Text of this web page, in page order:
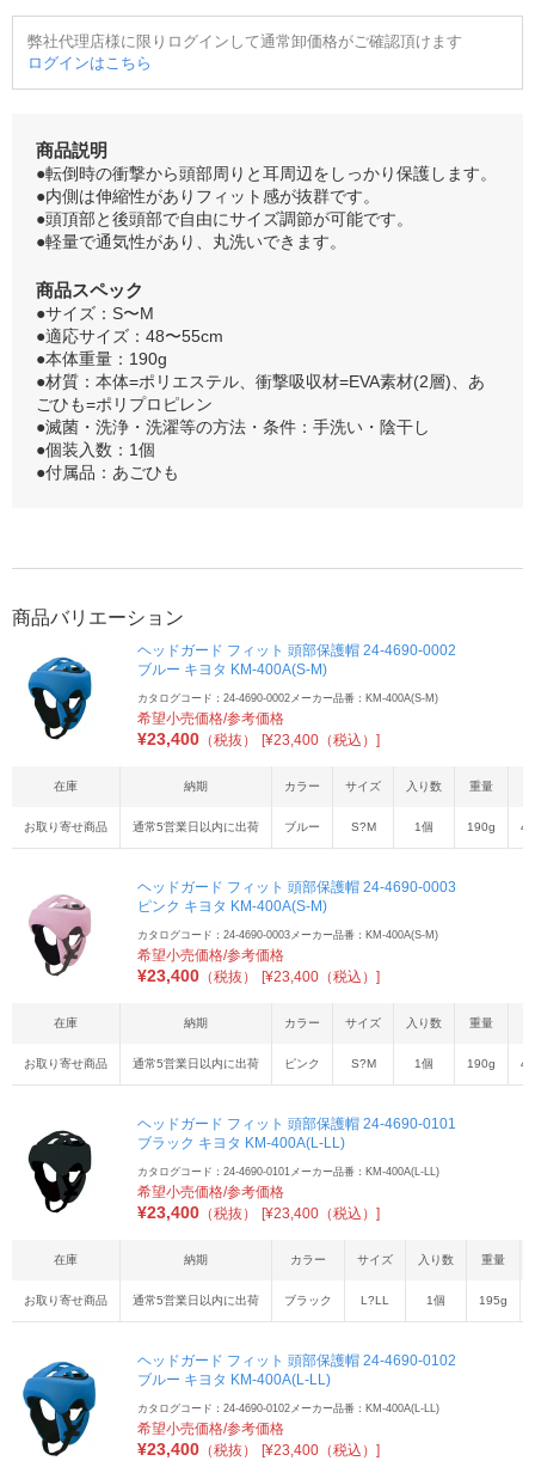
弊社代理店様に限りログインして通常卸価格がご確認頂けます
ログインはこちら
商品説明
●転倒時の衝撃から頭部周りと耳周辺をしっかり保護します。
●内側は伸縮性がありフィット感が抜群です。
●頭頂部と後頭部で自由にサイズ調節が可能です。
●軽量で通気性があり、丸洗いできます。
商品スペック
●サイズ：S〜M
●適応サイズ：48〜55cm
●本体重量：190g
●材質：本体=ポリエステル、衝撃吸収材=EVA素材(2層)、あ
ごひも=ポリプロピレン
●滅菌・洗浄・洗濯等の方法・条件：手洗い・陰干し
●個装入数：1個
●付属品：あごひも
商品バリエーション
ヘッドガード フィット 頭部保護帽 24-4690-0002
ブルー キヨタ KM-400A(S-M)
カタログコード：24-4690-0002メーカー品番：KM-400A(S-M)
希望小売価格/参考価格
¥23,400 （税抜） [¥23,400（税込）]
在庫 納期 カラー サイズ 入り数 重量
お取り寄せ商品 通常5営業日以内に出荷 ブルー S?M 1個 190g
ヘッドガード フィット 頭部保護帽 24-4690-0003
ピンク キヨタ KM-400A(S-M)
カタログコード：24-4690-0003メーカー品番：KM-400A(S-M)
希望小売価格/参考価格
¥23,400 （税抜） [¥23,400（税込）]
在庫 納期 カラー サイズ 入り数 重量
お取り寄せ商品 通常5営業日以内に出荷 ピンク S?M 1個 190g
ヘッドガード フィット 頭部保護帽 24-4690-0101
ブラック キヨタ KM-400A(L-LL)
カタログコード：24-4690-0101メーカー品番：KM-400A(L-LL)
希望小売価格/参考価格
¥23,400 （税抜） [¥23,400（税込）]
在庫 納期 カラー サイズ 入り数 重量
お取り寄せ商品 通常5営業日以内に出荷 ブラック L?LL 1個 195g
ヘッドガード フィット 頭部保護帽 24-4690-0102
ブルー キヨタ KM-400A(L-LL)
カタログコード：24-4690-0102メーカー品番：KM-400A(L-LL)
希望小売価格/参考価格
¥23,400 （税抜） [¥23,400（税込）]